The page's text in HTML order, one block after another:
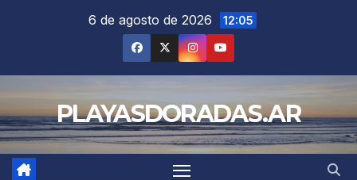
6 de agosto de 2026 12:05
PLAYASDORADAS.AR